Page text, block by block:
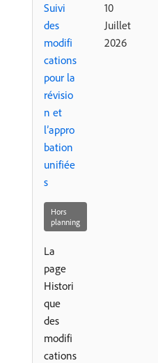
Suivi
des
modifi
cations
pour la
révisio
n et
l’appro
bation
unifiée
s
Hors
planning
La
page
Histori
que
des
modifi
cations
10
Juillet
2026